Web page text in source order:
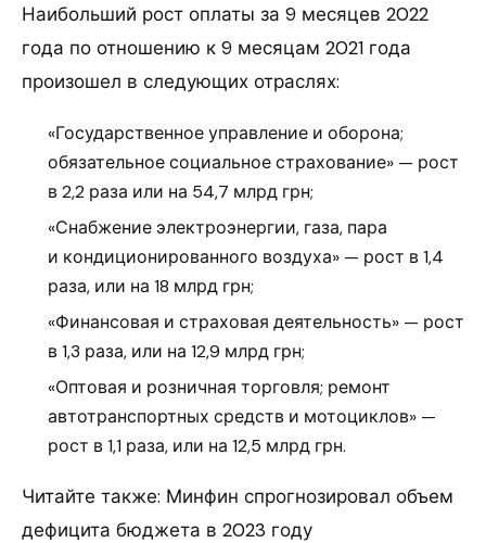
Наибольший рост оплаты за 9 месяцев 2022
года по отношению к 9 месяцам 2021 года
произошел в следующих отраслях:
«Государственное управление и оборона;
обязательное социальное страхование» — рост
в 2,2 раза или на 54,7 млрд грн;
«Снабжение электроэнергии, газа, пара
и кондиционированного воздуха» — рост в 1,4
раза, или на 18 млрд грн;
«Финансовая и страховая деятельность» — рост
в 1,3 раза, или на 12,9 млрд грн;
«Оптовая и розничная торговля; ремонт
автотранспортных средств и мотоциклов» —
рост в 1,1 раза, или на 12,5 млрд грн.
Читайте также: Минфин спрогнозировал объем
дефицита бюджета в 2023 году